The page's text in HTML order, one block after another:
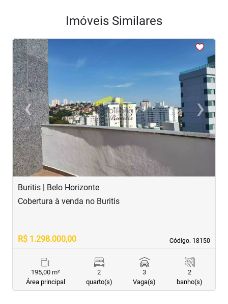
Imóveis Similares
<<<<
‹Previous ›
Next
Buritis | Belo Horizonte
Código. 18150
Código. 18150
Cobertura à venda no Buritis
R$ 1.298.000,00
195,00 m²
Área principal
2
quarto(s)
3
Vaga(s)
2
banho(s)